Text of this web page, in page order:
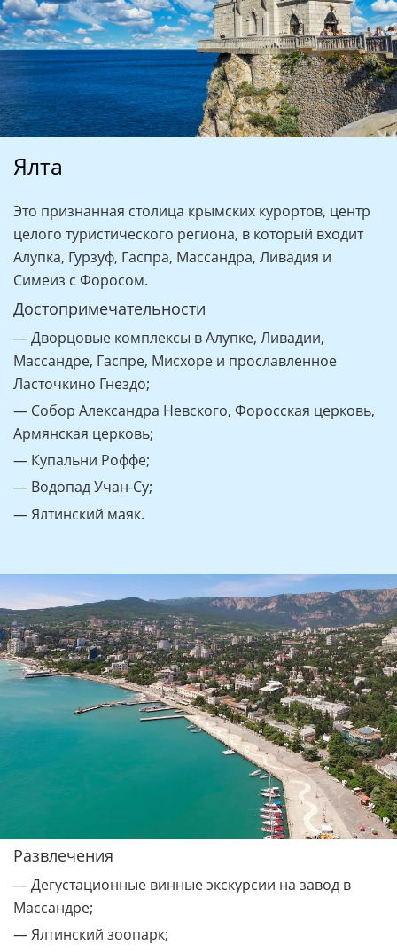
Ялта
Это признанная столица крымских курортов, центр
целого туристического региона, в который входит
Алупка, Гурзуф, Гаспра, Массандра, Ливадия и
Симеиз с Форосом.
Достопримечательности
— Дворцовые комплексы в Алупке, Ливадии,
Массандре, Гаспре, Мисхоре и прославленное
Ласточкино Гнездо;
— Собор Александра Невского, Форосская церковь,
Армянская церковь;
— Купальни Роффе;
— Водопад Учан-Су;
— Ялтинский маяк.
Развлечения
— Дегустационные винные экскурсии на завод в
Массандре;
— Ялтинский зоопарк;